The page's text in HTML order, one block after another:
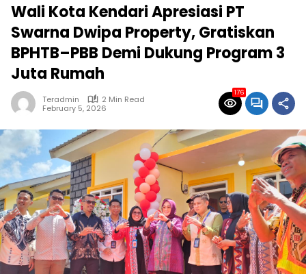
Wali Kota Kendari Apresiasi PT
Swarna Dwipa Property, Gratiskan
BPHTB–PBB Demi Dukung Program 3
Juta Rumah
Teradmin
2 Min Read
February 5, 2026
176